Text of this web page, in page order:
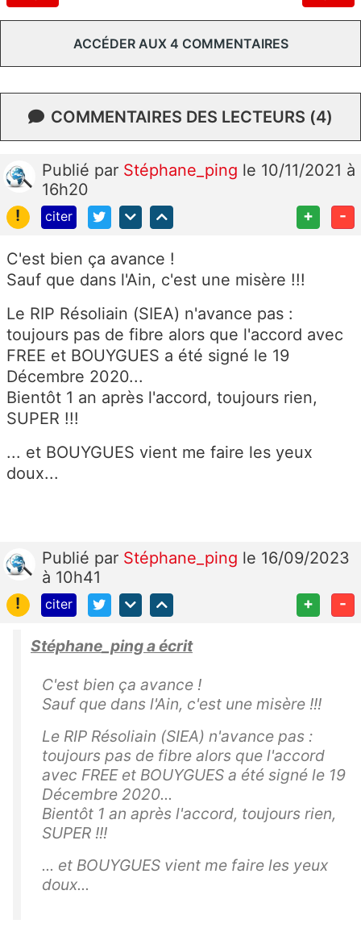
ACCÉDER AUX 4 COMMENTAIRES
COMMENTAIRES DES LECTEURS (4)
Publié par Stéphane_ping le 10/11/2021 à
16h20
!
citer + -
C'est bien ça avance !
Sauf que dans l'Ain, c'est une misère !!!
Le RIP Résoliain (SIEA) n'avance pas :
toujours pas de fibre alors que l'accord avec
FREE et BOUYGUES a été signé le 19
Décembre 2020...
Bientôt 1 an après l'accord, toujours rien,
SUPER !!!
... et BOUYGUES vient me faire les yeux
doux...
Publié par Stéphane_ping le 16/09/2023
à 10h41
!
citer + -
Stéphane_ping a écrit
C'est bien ça avance !
Sauf que dans l'Ain, c'est une misère !!!
Le RIP Résoliain (SIEA) n'avance pas :
toujours pas de fibre alors que l'accord
avec FREE et BOUYGUES a été signé le 19
Décembre 2020...
Bientôt 1 an après l'accord, toujours rien,
SUPER !!!
... et BOUYGUES vient me faire les yeux
doux...